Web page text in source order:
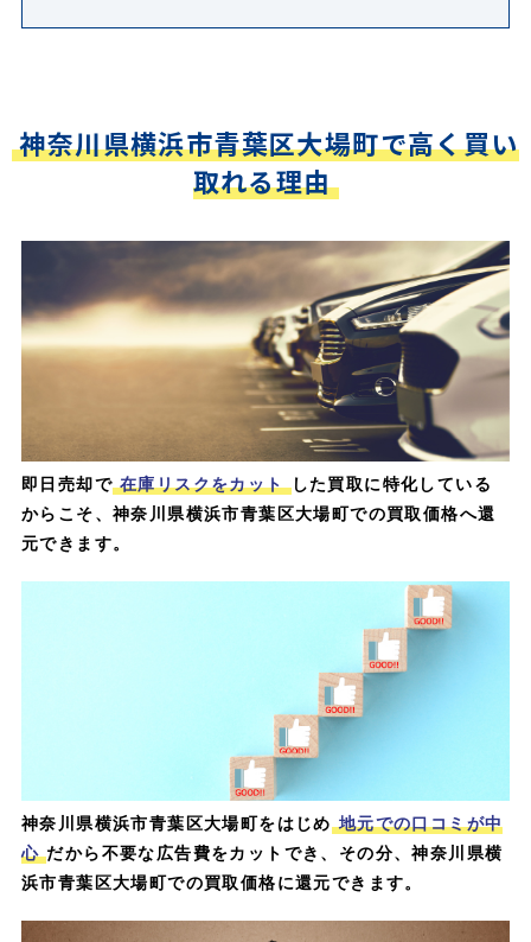
神奈川県横浜市青葉区大場町で高く買い
取れる理由
即日売却で 在庫リスクをカット した買取に特化している
からこそ、神奈川県横浜市青葉区大場町での買取価格へ還
元できます。
神奈川県横浜市青葉区大場町をはじめ 地元での口コミが中
心 だから不要な広告費をカットでき、その分、神奈川県横
浜市青葉区大場町での買取価格に還元できます。